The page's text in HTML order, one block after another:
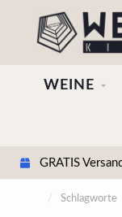
WEINE
GRATIS
/ Schlagworte